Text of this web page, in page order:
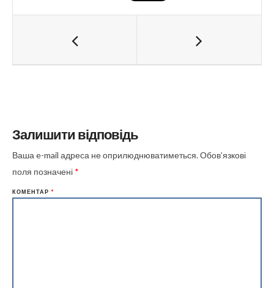
Залишити відповідь
Ваша e-mail адреса не оприлюднюватиметься.Обов’язкові
поля позначені *
КОМЕНТАР *